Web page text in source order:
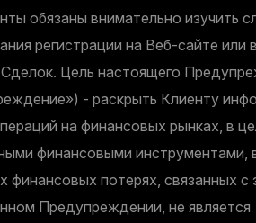
обязаны внимательно изучить
регистрации на Веб-сайте или
Цель настоящего
- раскрыть Клиенту
на финансовых рынках, в
финансовыми инструментами,
потерях, связанных с
Предупреждении, не является